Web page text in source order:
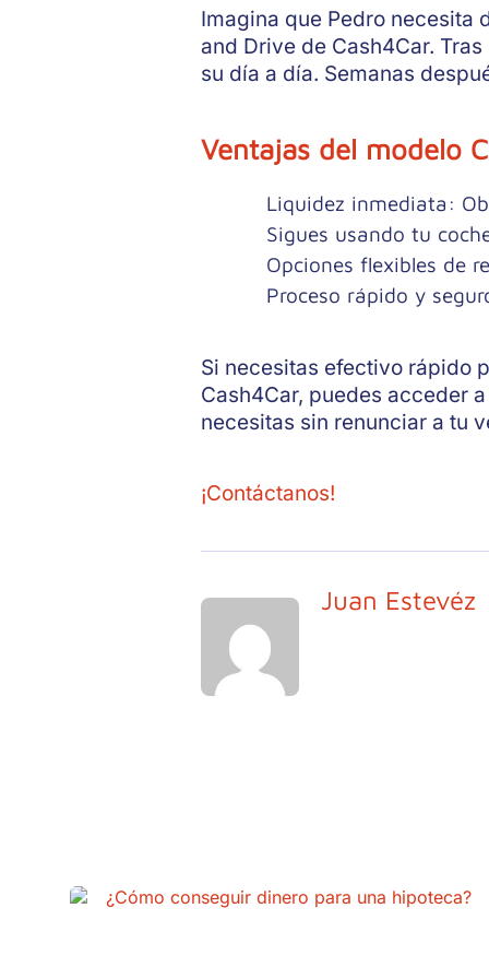
Imagina que Pedro necesita
and Drive de Cash4Car.
su día a día. Semanas
Ventajas del modelo
Liquidez inmediata :
Sigues usando tu
Opciones flexibles de
Proceso rápido y
Si necesitas efectivo rápido
Cash4Car, puedes acceder
necesitas sin renunciar a tu
¡Contáctanos!
Juan Estevéz